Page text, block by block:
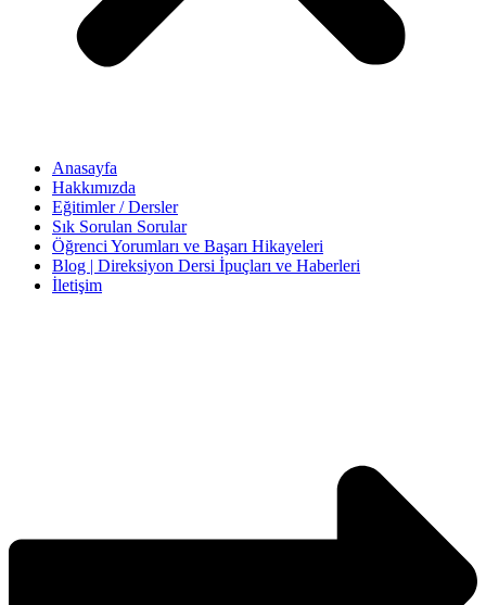
Anasayfa
Hakkımızda
Eğitimler / Dersler
Sık Sorulan Sorular
Öğrenci Yorumları ve Başarı Hikayeleri
Blog | Direksiyon Dersi İpuçları ve Haberleri
İletişim